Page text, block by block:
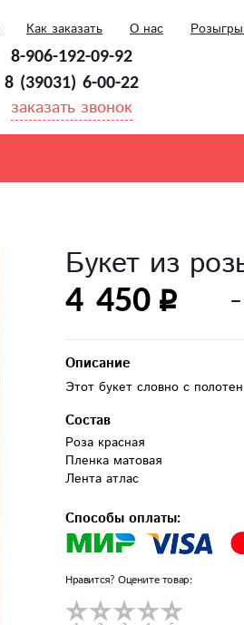
Как заказать О нас
8-906-192-09-92
8 (39031) 6-00-22
заказать звонок
Букет из
4 450
Описание
Этот букет словно с
Состав
Роза красная
Пленка матовая
Лента атлас
Способы оплаты:
Нравится? Оцените товар: